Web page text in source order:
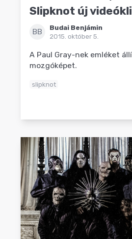
Slipknot új
BB
Budai Benjámin
2015. október 5.
A Paul Gray-nek emléket
mozgóképet.
slipknot